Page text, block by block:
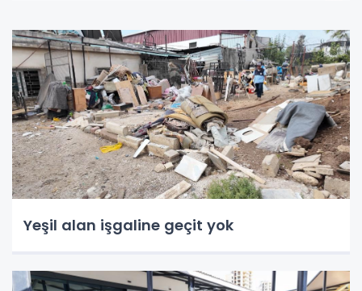
Yeşil alan işgaline geçit yok